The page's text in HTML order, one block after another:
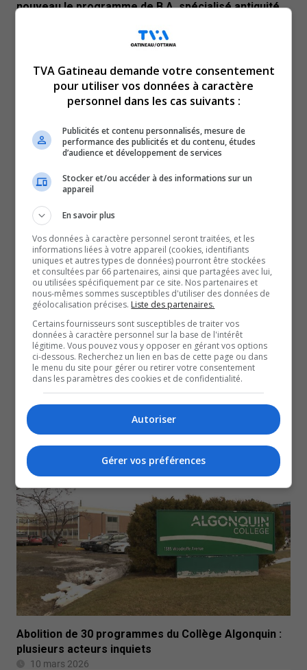
nouveau le programme de B.A. spécialisé antiquité
Des étudiantes et étudiants de la région arpentent
11 mars 2026
ÉDUCATION
L’École secondaire de la Nouvelle-Ère à Aylmer
ÉDUCATION
Abolition de 30 programmes du Collège Algonquin :
plusieurs acteurs inquiets
10 mars 2026
TVA Gatineau demande votre consentement
pour utiliser vos données à caractère
personnel dans les cas suivants :
Publicités et contenu personnalisés, mesure de
performance des publicités et du contenu, études
d’audience et développement de services
Stocker et/ou accéder à des informations sur un
appareil
En savoir plus
Vos données à caractère personnel seront traitées, et les
informations liées à votre appareil (cookies, identifiants
uniques et autres types de données) pourront être stockées
et consultées par 66 partenaires, ainsi que partagées avec lui,
ou utilisées spécifiquement par ce site. Nos partenaires et
nous-mêmes sommes susceptibles d'utiliser des données de
géolocalisation précises. Liste des partenaires.
Certains fournisseurs sont susceptibles de traiter vos
données à caractère personnel sur la base de l'intérêt
légitime. Vous pouvez vous y opposer en gérant vos options
ci-dessous. Recherchez un lien en bas de cette page ou dans
le menu du site pour gérer ou retirer votre consentement
dans les paramètres des cookies et de confidentialité.
Autoriser
Gérer vos préférences